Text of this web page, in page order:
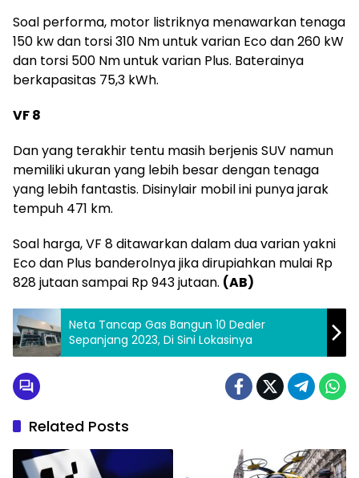
Soal performa, motor listriknya menawarkan tenaga
150 kw dan torsi 310 Nm untuk varian Eco dan 260 kW
dan torsi 500 Nm untuk varian Plus. Baterainya
berkapasitas 75,3 kWh.
VF 8
Dan yang terakhir tentu masih berjenis SUV namun
memiliki ukuran yang lebih besar dengan tenaga
yang lebih fantastis. Disinylair mobil ini punya jarak
tempuh 471 km.
Soal harga, VF 8 ditawarkan dalam dua varian yakni
Eco dan Plus banderolnya jika dirupiahkan mulai Rp
828 jutaan sampai Rp 943 jutaan. (AB)
Neta Tancap Gas Bangun 10 Dealer
Sepanjang 2023, Di Sini Lokasinya
Related Posts